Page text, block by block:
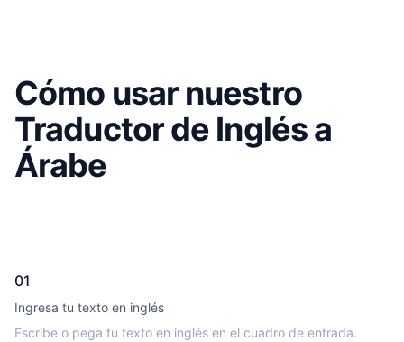
Cómo usar nuestro
Traductor de Inglés a
Árabe
01
Ingresa tu texto en inglés
Escribe o pega tu texto en inglés en el cuadro de entrada.